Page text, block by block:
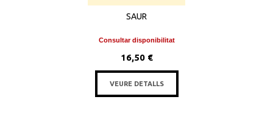
SAUR
Consultar disponibilitat
16,50 €
VEURE DETALLS